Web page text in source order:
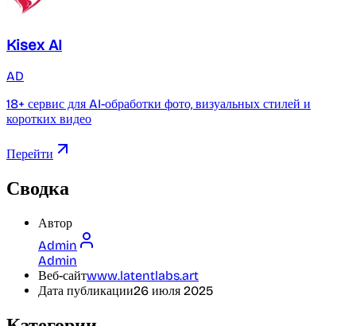
Kisex AI
AD
18+ сервис для AI-обработки фото, визуальных стилей и
коротких видео
Перейти
Сводка
Автор
Admin
Admin
Веб-сайтwww.latentlabs.art
Дата публикации26 июля 2025